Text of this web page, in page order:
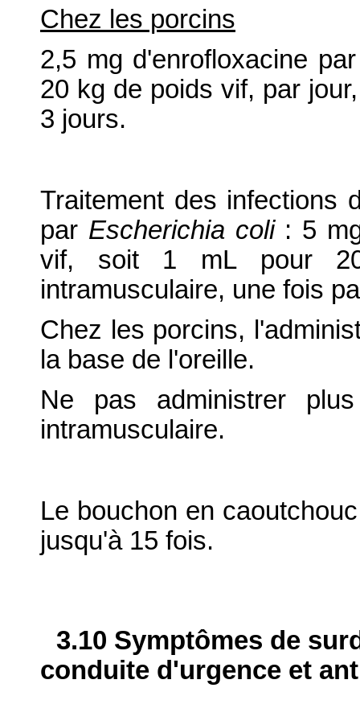
Chez les porcins
2,5 mg d'enrofloxacine
20 kg de poids vif, par
3 jours.
Traitement des infections
par Escherichia coli : 5
vif, soit 1 mL pour
intramusculaire, une fois
Chez les porcins,
la base de l'oreille.
Ne pas administrer
intramusculaire.
Le bouchon en
jusqu'à 15 fois.
3.10 Symptômes de
conduite d'urgence et